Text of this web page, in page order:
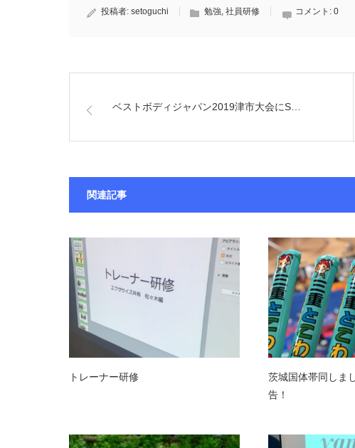
投稿者: setoguchi 勉強, 社員研修 コメント: 0
ベストボディジャパン2019津市大会にS…
関連記事
トレーナー研修
茨城国体帯同しま
告！